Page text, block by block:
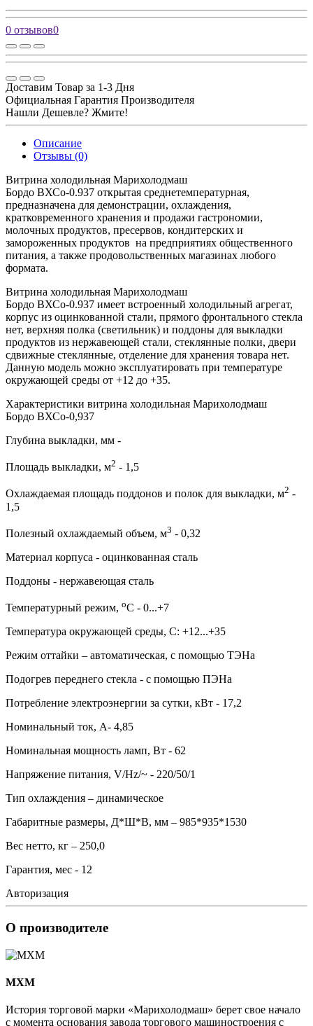
0 отзывов0
Доставим Товар за 1-3 Дня
Официальная Гарантия Производителя
Нашли Дешевле? Жмите!
Описание
Отзывы (0)
Витрина холодильная Марихолодмаш
Бордо ВХСо-0.937 открытая среднетемпературная,
предназначена для демонстрации, охлаждения,
кратковременного хранения и продажи гастрономии,
молочных продуктов, пресервов, кондитерских и
замороженных продуктов на предприятиях общественного
питания, а также продовольственных магазинах любого
формата.
Витрина холодильная Марихолодмаш
Бордо ВХСо-0.937 имеет встроенный холодильный агрегат,
корпус из оцинкованной стали, прямого фронтального стекла
нет, верхняя полка (светильник) и поддоны для выкладки
продуктов из нержавеющей стали, стеклянные полки, двери
сдвижные стеклянные, отделение для хранения товара нет.
Данную модель можно эксплуатировать при температуре
окружающей среды от +12 до +35.
Характеристики витрина холодильная Марихолодмаш
Бордо ВХСо-0,937
Глубина выкладки, мм -
Площадь выкладки, м2 - 1,5
Охлаждаемая площадь поддонов и полок для выкладки, м2 -
1,5
Полезный охлаждаемый объем, м3 - 0,32
Материал корпуса - оцинкованная сталь
Поддоны - нержавеющая сталь
Температурный режим, оС - 0...+7
Температура окружающей среды, С: +12...+35
Режим оттайки – автоматическая, с помощью ТЭНа
Подогрев переднего стекла - с помощью ПЭНа
Потребление электроэнергии за сутки, кВт - 17,2
Номинальный ток, А- 4,85
Номинальная мощность ламп, Вт - 62
Напряжение питания, V/Hz/~ - 220/50/1
Тип охлаждения – динамическое
Габаритные размеры, Д*Ш*В, мм – 985*935*1530
Вес нетто, кг – 250,0
Гарантия, мес - 12
Авторизация
О производителе
MXM
История торговой марки «Марихолодмаш» берет свое начало
с момента основания завода торгового машиностроения с